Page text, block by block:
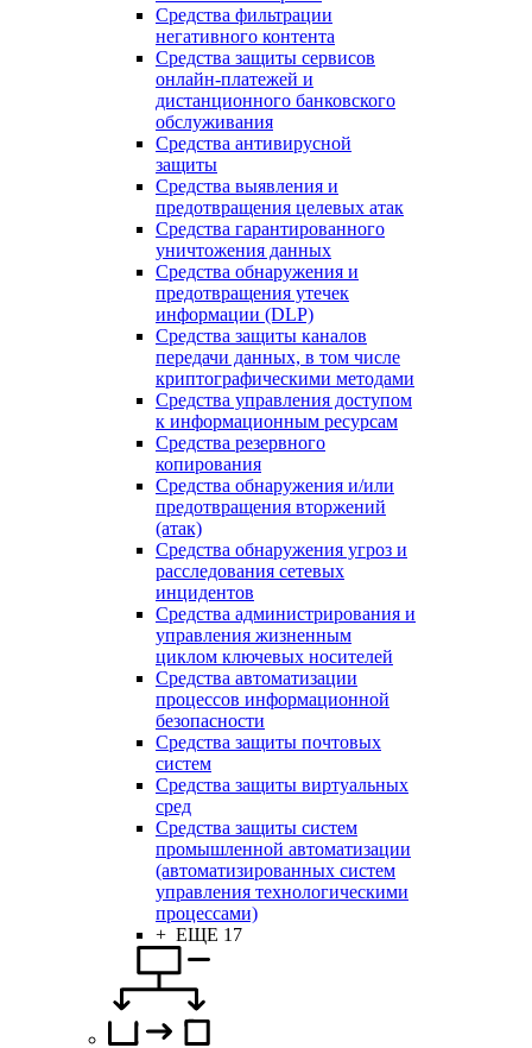
Средства фильтрации
негативного контента
Средства защиты сервисов
онлайн-платежей и
дистанционного банковского
обслуживания
Средства антивирусной
защиты
Средства выявления и
предотвращения целевых атак
Средства гарантированного
уничтожения данных
Средства обнаружения и
предотвращения утечек
информации (DLP)
Средства защиты каналов
передачи данных, в том числе
криптографическими методами
Средства управления доступом
к информационным ресурсам
Средства резервного
копирования
Средства обнаружения и/или
предотвращения вторжений
(атак)
Средства обнаружения угроз и
расследования сетевых
инцидентов
Средства администрирования и
управления жизненным
циклом ключевых носителей
Средства автоматизации
процессов информационной
безопасности
Средства защиты почтовых
систем
Средства защиты виртуальных
сред
Средства защиты систем
промышленной автоматизации
(автоматизированных систем
управления технологическими
процессами)
+ ЕЩЕ 17